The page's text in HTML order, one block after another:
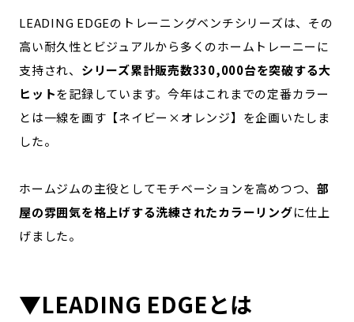
MILCプロジェクト
選出企業特別対談
Localist
SDGsの先駆者
イベント
飲食店
地域豆知識
ニッポンの百選大全集
Sporkle
「人」から探す
記事ライター アンバサダー
LEADING EDGEのトレーニングベンチシリーズは、その
高い耐久性とビジュアルから多くのホームトレーニーに
支持され、 シリーズ累計販売数330,000台を突破する大
ヒットを記録しています。今年はこれまでの定番カラー
とは一線を画す【ネイビー×オレンジ】を企画いたしま
した。
ホームジムの主役としてモチベーションを高めつつ、 部
屋の雰囲気を格上げする洗練されたカラーリングに仕上
げました。
▼LEADING EDGEとは